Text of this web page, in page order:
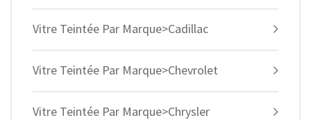
Vitre Teintée Par Marque>Cadillac
Vitre Teintée Par Marque>Chevrolet
Vitre Teintée Par Marque>Chrysler